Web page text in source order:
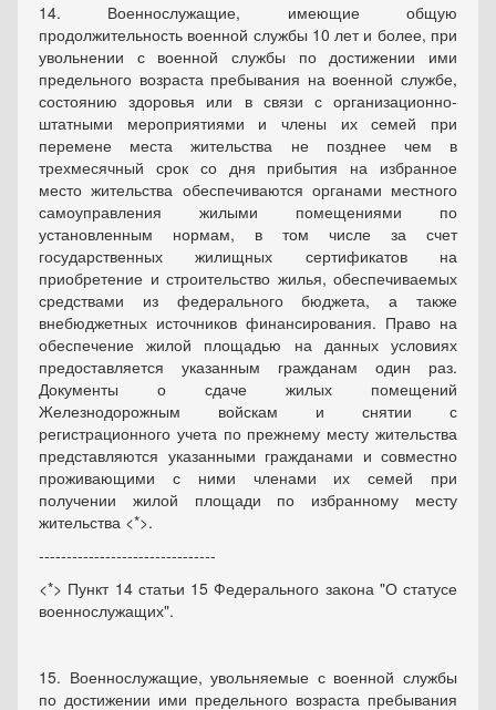
14. Военнослужащие, имеющие общую
продолжительность военной службы 10 лет и более, при
увольнении с военной службы по достижении ими
предельного возраста пребывания на военной службе,
состоянию здоровья или в связи с организационно-
штатными мероприятиями и члены их семей при
перемене места жительства не позднее чем в
трехмесячный срок со дня прибытия на избранное
место жительства обеспечиваются органами местного
самоуправления жилыми помещениями по
установленным нормам, в том числе за счет
государственных жилищных сертификатов на
приобретение и строительство жилья, обеспечиваемых
средствами из федерального бюджета, а также
внебюджетных источников финансирования. Право на
обеспечение жилой площадью на данных условиях
предоставляется указанным гражданам один раз.
Документы о сдаче жилых помещений
Железнодорожным войскам и снятии с
регистрационного учета по прежнему месту жительства
представляются указанными гражданами и совместно
проживающими с ними членами их семей при
получении жилой площади по избранному месту
жительства <*>.
--------------------------------
<*> Пункт 14 статьи 15 Федерального закона "О статусе
военнослужащих".
15. Военнослужащие, увольняемые с военной службы
по достижении ими предельного возраста пребывания